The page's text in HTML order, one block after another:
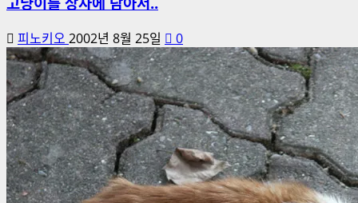
피노키오 2002년 8월 25일 0